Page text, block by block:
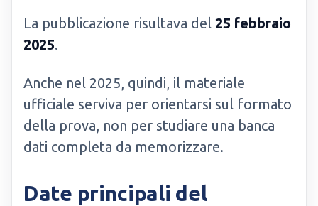
La pubblicazione risultava del 25 febbraio
2025.
Anche nel 2025, quindi, il materiale
ufficiale serviva per orientarsi sul formato
della prova, non per studiare una banca
dati completa da memorizzare.
Date principali del